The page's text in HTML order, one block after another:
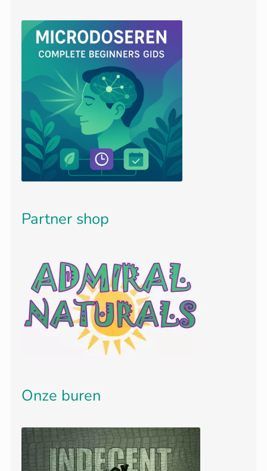
Partner shop
Onze buren